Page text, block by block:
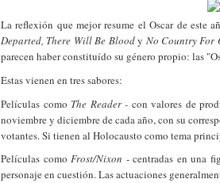
La reflexión que mejor resume el Oscar de este
Departed, There Will Be Bloody No Country For
parecen haber constituído su género propio: las
Estas vienen en tres sabores:
Películas como The Reader - con valores de
noviembre y diciembre de cada año, con su
votantes. Si tienen al Holocausto como tema
Películas comoFrost/Nixon - centradas en una
personaje en cuestión. Las actuaciones